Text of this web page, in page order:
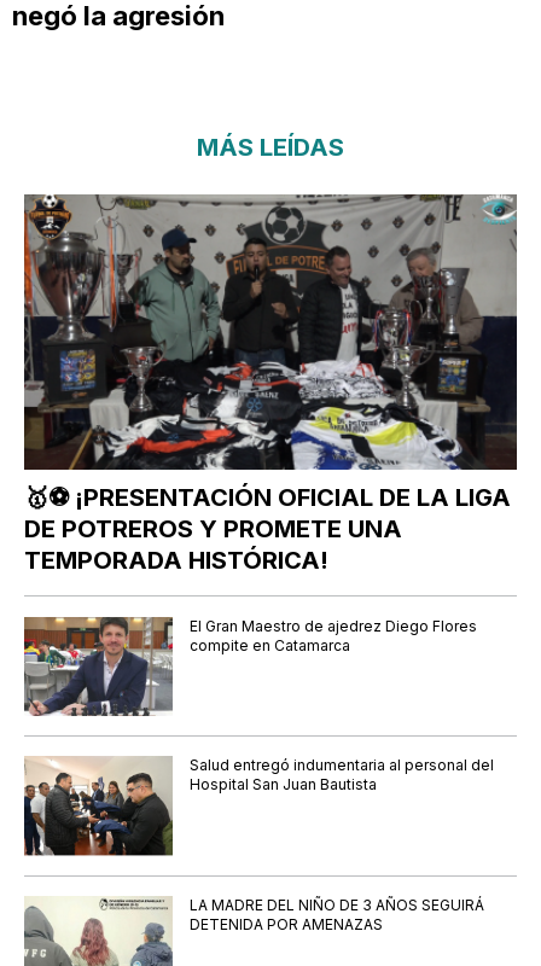
negó la agresión
MÁS LEÍDAS
🥇⚽ ¡PRESENTACIÓN OFICIAL DE LA LIGA
DE POTREROS Y PROMETE UNA
TEMPORADA HISTÓRICA!
El Gran Maestro de ajedrez Diego Flores
compite en Catamarca
Salud entregó indumentaria al personal del
Hospital San Juan Bautista
LA MADRE DEL NIÑO DE 3 AÑOS SEGUIRÁ
DETENIDA POR AMENAZAS